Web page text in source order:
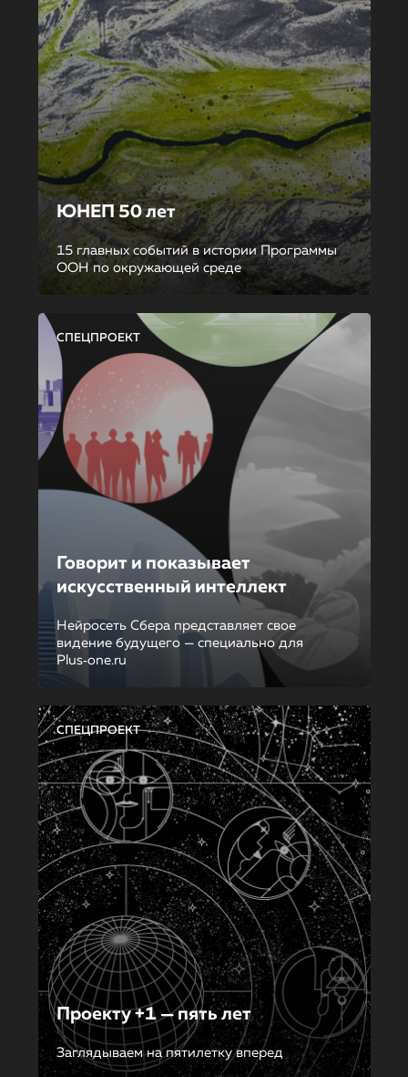
ЮНЕП 50 лет
15 главных событий в истории Программы
ООН по окружающей среде
СПЕЦПРОЕКТ
Говорит и показывает
искусственный интеллект
Нейросеть Сбера представляет свое
видение будущего — специально для
Plus‑one.ru
СПЕЦПРОЕКТ
Проекту +1 — пять лет
Заглядываем на пятилетку вперед